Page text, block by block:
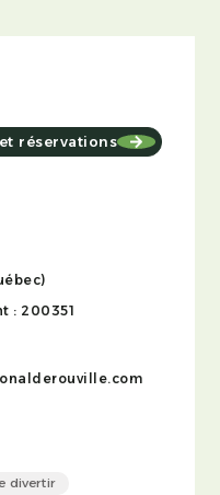
réservations
: 200351
divertir